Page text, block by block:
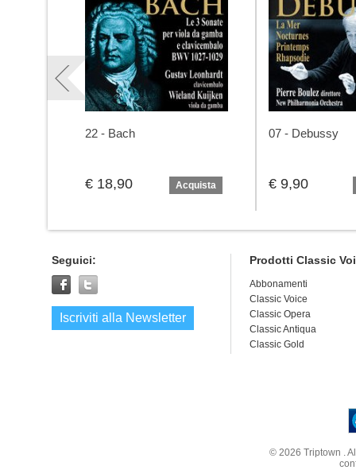
22 - Bach
€ 18,90 Acquista
07 - Debussy
€ 9,90
Seguici:
Iscriviti alla Newsletter
Prodotti Classic
Abbonamenti
Classic Voice
Classic Opera
Classic Antiqua
Classic Gold
© 2026Triptown .